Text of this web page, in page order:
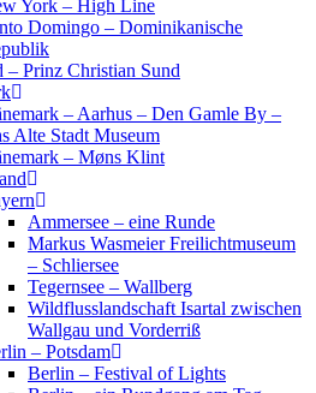
York – High Line
Domingo – Dominikanische
– Prinz Christian Sund
– Aarhus – Den Gamle By –
Alte Stadt Museum
– Møns Klint
Ammersee – eine Runde
Markus Wasmeier Freilichtmuseum
– Schliersee
Tegernsee – Wallberg
Wildflusslandschaft Isartal zwischen
Wallgau und Vorderriß
– Potsdam
Berlin – Festival of Lights